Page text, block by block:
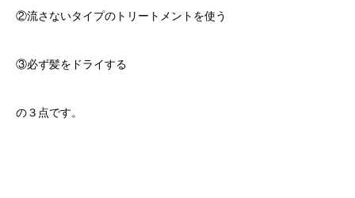
②流さないタイプのトリートメントを使う
③必ず髪をドライする
の３点です。